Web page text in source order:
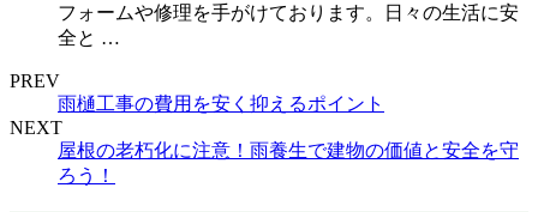
フォームや修理を手がけております。日々の生活に安
全と …
PREV
雨樋工事の費用を安く抑えるポイント
NEXT
屋根の老朽化に注意！雨養生で建物の価値と安全を守
ろう！